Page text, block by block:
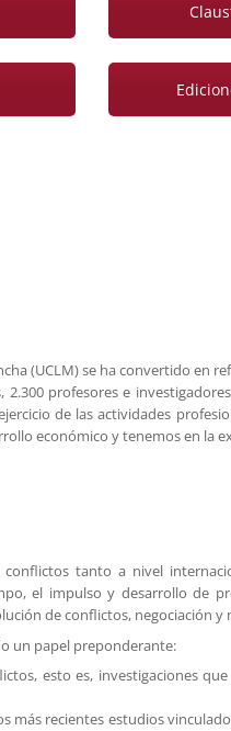
(UCLM) se ha convertido en
profesores e
de las actividades
económico y tenemos en la
tanto a nivel
el impulso y desarrollo de
de conflictos, negociación y
un papel preponderante:
esto es, investigaciones
más recientes estudios